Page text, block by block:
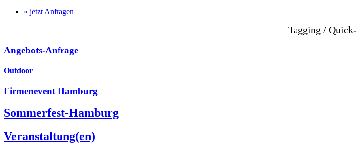
» jetzt Anfragen
Tagging /
Angebots-Anfrage
Outdoor
Firmenevent Hamburg
Sommerfest-Hamburg
Veranstaltung(en)